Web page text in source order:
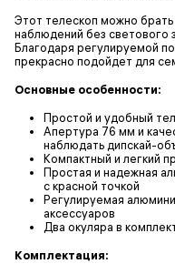
Этот телескоп можно
наблюдений без светового
Благодаря регулируемой
прекрасно подойдет для
Основные особенности:
Простой и удобный
Апертура 76 мм и
наблюдать дипскай-
Компактный и легкий
Простая и надежная
с красной точкой
Регулируемая
аксессуаров
Два окуляра в
Комплектация: